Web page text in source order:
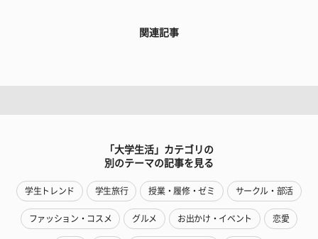
関連記事
「大学生活」カテゴリの
別のテーマの記事を見る
学生トレンド 学生旅行 授業・履修・ゼミ サークル・部活
ファッション・コスメ グルメ お出かけ・イベント 恋愛